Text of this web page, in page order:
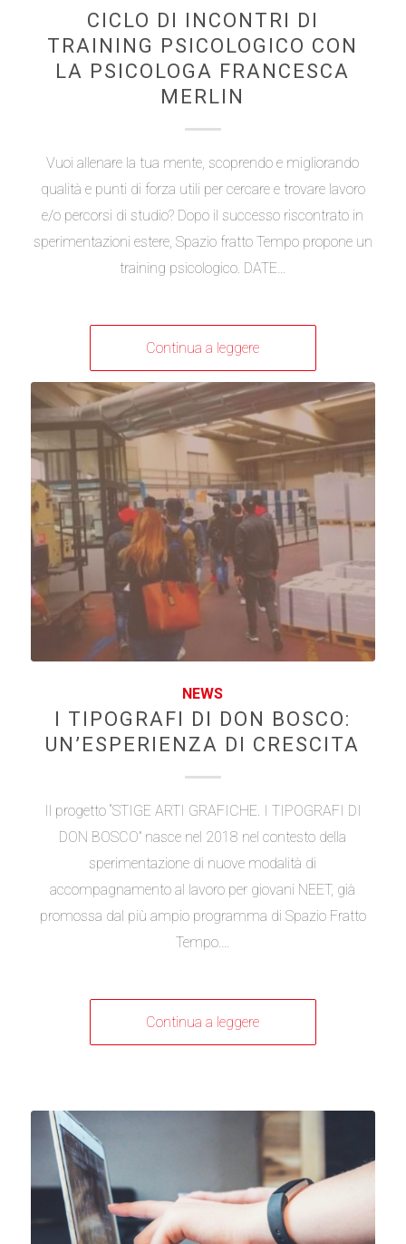
CICLO DI INCONTRI DI
TRAINING PSICOLOGICO CON
LA PSICOLOGA FRANCESCA
MERLIN
Vuoi allenare la tua mente, scoprendo e migliorando
qualità e punti di forza utili per cercare e trovare lavoro
e/o percorsi di studio? Dopo il successo riscontrato in
sperimentazioni estere, Spazio fratto Tempo propone un
training psicologico. DATE…
Continua a leggere
NEWS
I TIPOGRAFI DI DON BOSCO:
UN’ESPERIENZA DI CRESCITA
Il progetto “STIGE ARTI GRAFICHE. I TIPOGRAFI DI
DON BOSCO” nasce nel 2018 nel contesto della
sperimentazione di nuove modalità di
accompagnamento al lavoro per giovani NEET, già
promossa dal più ampio programma di Spazio Fratto
Tempo.…
Continua a leggere